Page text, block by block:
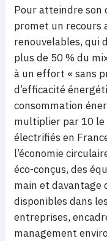
Pour atteindre son
promet un recours
renouvelables, qui
plus de 50 % du
à un effort « sans
d’efficacité
consommation
multiplier par 10 le
électrifiés en
l’économie
éco-conçus, des
main et davantage
disponibles dans
entreprises,
management